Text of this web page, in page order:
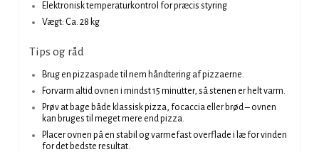
Elektronisk temperaturkontrol for præcis styring
Vægt: Ca. 28 kg
Tips og råd
Brug en pizzaspade til nem håndtering af pizzaerne.
Forvarm altid ovnen i mindst 15 minutter, så stenen er helt varm.
Prøv at bage både klassisk pizza, focaccia eller brød – ovnen
kan bruges til meget mere end pizza.
Placer ovnen på en stabil og varmefast overflade i læ for vinden
for det bedste resultat.